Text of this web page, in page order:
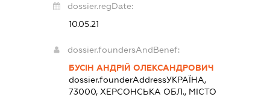
dossier.regDate:
10.05.21
dossier.foundersAndBenef:
БУСІН АНДРІЙ ОЛЕКСАНДРОВИЧ
dossier.founderAddressУКРАЇНА,
73000, ХЕРСОНСЬКА ОБЛ., МІСТО